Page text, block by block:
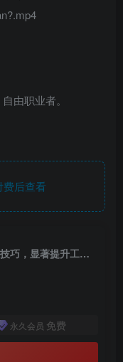
由职业者。
后查看
零基础职场AI效率提升课，掌握14个AI技巧，显著提升工作效率
永久会员 免费